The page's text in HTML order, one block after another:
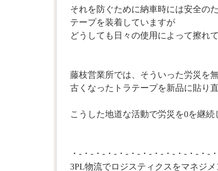
それを防ぐために納車時には安全の
テープを装着していますが
どうしても日々の使用によって擦れ
藤枝営業所では、そういった労災を
古くなったトラテープを新品に貼り
こうした地道な活動で労災を0を継
・-・-・-・-・-・-・-・-・-・-・-・-
3PL物流でロジスティクスをマネジ